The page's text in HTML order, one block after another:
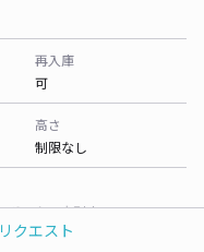
クエスト
再入庫
可
高さ
制限なし
ボックス大型車・SUV